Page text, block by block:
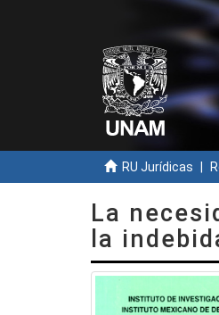
RU Jurídicas
La
la